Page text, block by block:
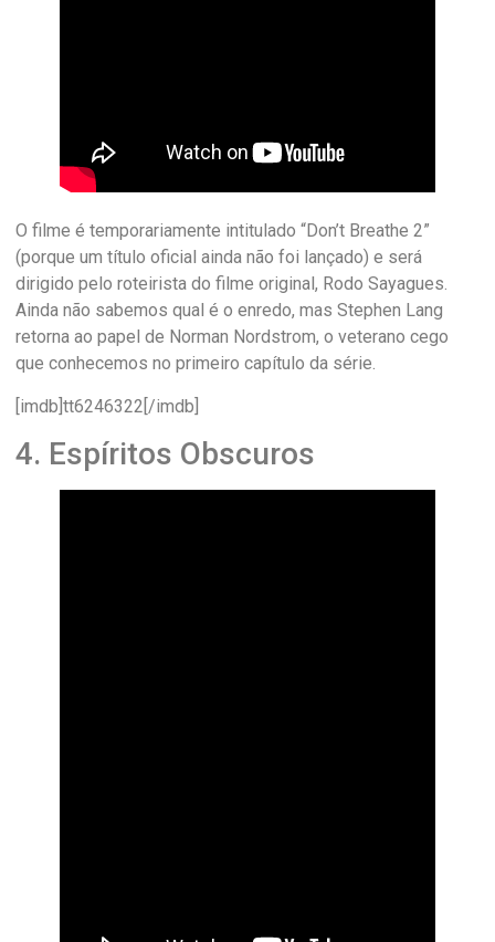
O filme é temporariamente intitulado “Don’t Breathe 2”
(porque um título oficial ainda não foi lançado) e será
dirigido pelo roteirista do filme original, Rodo Sayagues.
Ainda não sabemos qual é o enredo, mas Stephen Lang
retorna ao papel de Norman Nordstrom, o veterano cego
que conhecemos no primeiro capítulo da série.
[imdb]tt6246322[/imdb]
4. Espíritos Obscuros